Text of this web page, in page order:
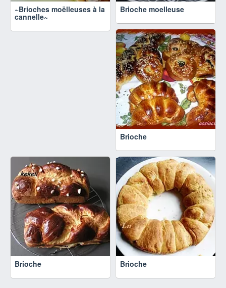
~Brioches moëlleuses à la
cannelle~
Brioche moelleuse
Brioche
Brioche Brioche